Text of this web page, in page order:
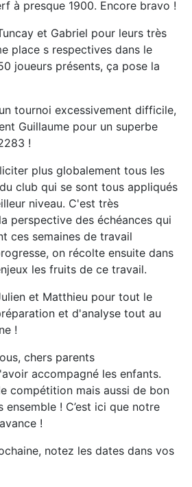
à presque 1900. Encore bravo !
et Gabriel pour leurs très
place s respectives dans le
joueurs présents, ça pose la
tournoi excessivement difficile,
Guillaume pour un superbe
!
plus globalement tous les
club qui se sont tous appliqués
niveau. C'est très
perspective des échéances qui
ces semaines de travail
on récolte ensuite dans
les fruits de ce travail.
et Matthieu pour tout le
et d'analyse tout au
!
chers parents
accompagné les enfants.
compétition mais aussi de bon
ensemble ! C’est ici que notre
!
notez les dates dans vos